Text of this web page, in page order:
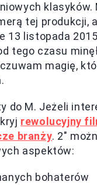
klasyków.
tej produkcji,
13 listopada
tego czasu
magię,
do M. Jeżeli
rewolucyjny
branży. 2"
aspektów:
bohaterów